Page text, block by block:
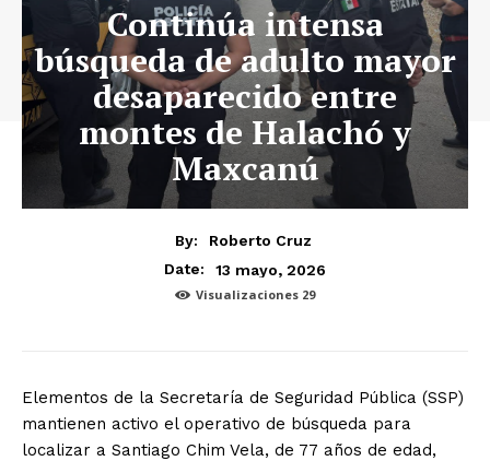
Continúa intensa
búsqueda de adulto mayor
desaparecido entre
montes de Halachó y
Maxcanú
By:
Roberto Cruz
Date:
13 mayo, 2026
Visualizaciones 29
Elementos de la Secretaría de Seguridad Pública (SSP)
mantienen activo el operativo de búsqueda para
localizar a Santiago Chim Vela, de 77 años de edad,